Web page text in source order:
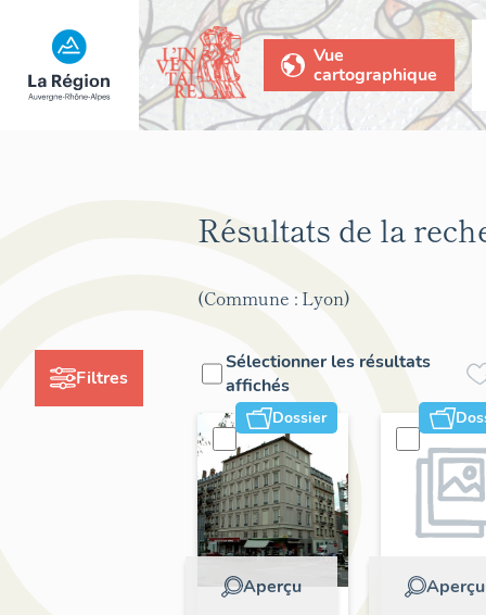
Vue
cartographique
Filtres
Résultats de la
(Commune : Lyon)
Sélectionner les résultats
affichés
Dossier
Aperçu Aperçu